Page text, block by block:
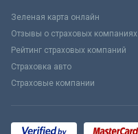
Зеленая карта онлайн
Отзывы о страховых компаниях
Рейтинг страховых компаний
Страховка авто
Страховые компании